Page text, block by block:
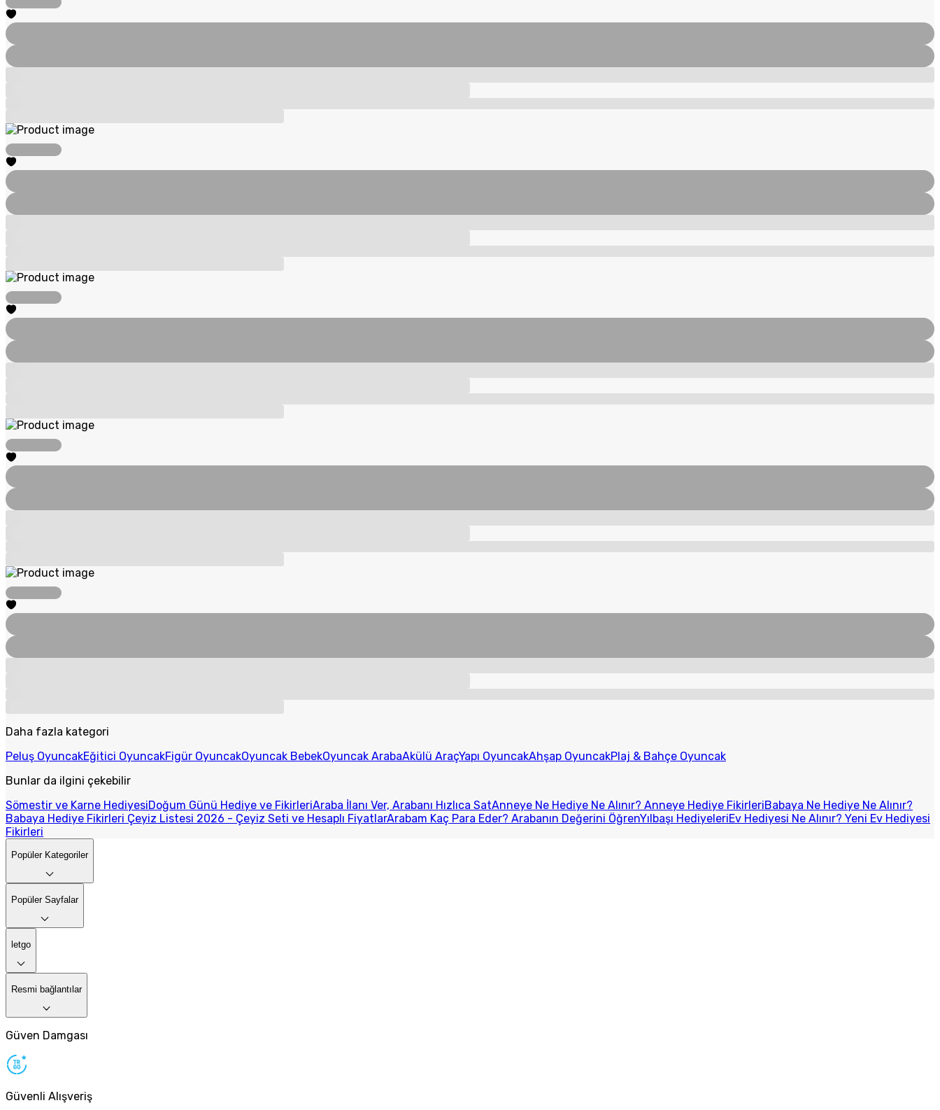
Daha fazla kategori
Peluş OyuncakEğitici OyuncakFigür OyuncakOyuncak BebekOyuncak ArabaAkülü AraçYapı OyuncakAhşap OyuncakPlaj & Bahçe Oyuncak
Bunlar da ilgini çekebilir
Sömestir ve Karne HediyesiDoğum Günü Hediye ve FikirleriAraba İlanı Ver, Arabanı Hızlıca SatAnneye Ne Hediye Ne Alınır? Anneye Hediye FikirleriBabaya Ne Hediye Ne Alınır?
Babaya Hediye Fikirleri Çeyiz Listesi 2026 - Çeyiz Seti ve Hesaplı FiyatlarArabam Kaç Para Eder? Arabanın Değerini ÖğrenYılbaşı HediyeleriEv Hediyesi Ne Alınır? Yeni Ev Hediyesi
Fikirleri
Popüler Kategoriler
Popüler Sayfalar
letgo
Resmi bağlantılar
Güven Damgası
Güvenli Alışveriş